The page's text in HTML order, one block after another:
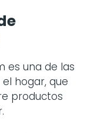
es una de las
hogar, que
productos